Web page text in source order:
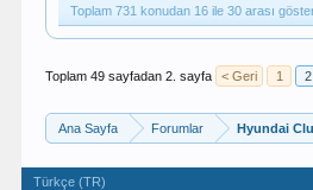
Toplam 731 konudan 16 ile 30 arası
Toplam 49 sayfadan 2. sayfa < Geri 1 2
Ana Sayfa Forumlar Hyundai
Türkçe (TR)